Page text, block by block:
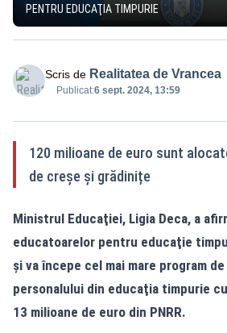
PENTRU EDUCAŢIA TIMPURIE
Scris de Realitatea de Vrancea
Publicat:6 sept. 2024, 13:59
120 milioane de euro sunt
de creșe și grădinițe
Ministrul Educaţiei, Ligia Deca, a
educatoarelor pentru educaţie
şi va începe cel mai mare program
personalului din educaţia timpurie
13 milioane de euro din PNRR.